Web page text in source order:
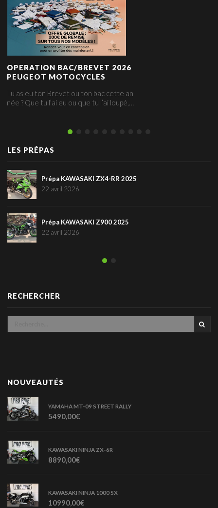
OPERATION BAC/BREVET 2026
PEUGEOT MOTOCYCLES
Tu as eu ton Brevet ou ton bac cette an
née ? Que tu l’ai eu ou que tu l’ai loupé,…
LES PRÉPAS
Prépa KAWASAKI ZX4-RR 2025
22 avril 2026
Prépa KAWASAKI Z900 2025
22 avril 2026
RECHERCHER
NOUVEAUTÉS
YAMAHA MT-09 STREET RALLY
5490,00€
KAWASAKI NINJA ZX-6R
8890,00€
KAWASAKI NINJA 1000 SX
10990,00€